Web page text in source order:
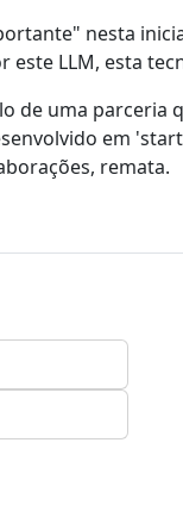
nesta
LLM, esta
de uma parceria
em
remata.